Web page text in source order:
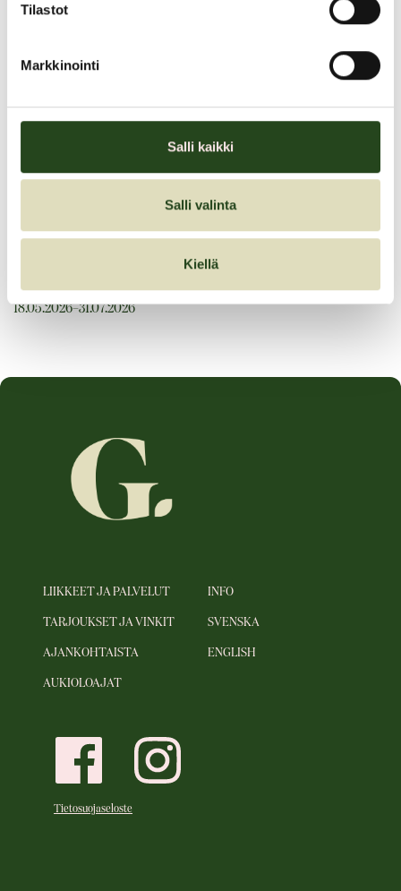
Tilastot
Markkinointi
Salli kaikki
Salli valinta
Kiellä
Meiltä ajoterveystarkastukset!
Ajoterveystarkastukset -30%
Tarjouksen voimassaoloaika:
18.05.2026–31.07.2026
LIIKKEET JA PALVELUT
TARJOUKSET JA VINKIT
AJANKOHTAISTA
AUKIOLOAJAT
INFO
SVENSKA
ENGLISH
Tietosuojaseloste